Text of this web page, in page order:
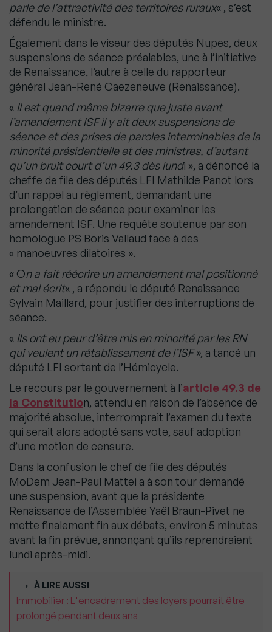
parle de l’attractivité des territoires ruraux« , s’est
défendu le ministre.
Également dans le viseur des députés Nupes, deux
suspensions de séance préalables, une à l’initiative
de Renaissance, l’autre à celle du rapporteur
général Jean-René Caezeneuve (Renaissance).
« Il est quand même bizarre que juste avant
l’amendement ISF il y ait deux suspensions de
séance et des prises de paroles interminables de la
minorité présidentielle et des ministres, d’autant
qu’un bruit court d’un 49.3 dès lundi », a dénoncé la
cheffe de file des députés LFI Mathilde Panot lors
d’un rappel au règlement, demandant une
prolongation de séance pour examiner les
amendement ISF. Une requête soutenue par son
homologue PS Boris Vallaud face à des
« manoeuvres dilatoires ».
« On a fait réécrire un amendement mal positionné
et mal écrit« , a répondu le député Renaissance
Sylvain Maillard, pour justifier des interruptions de
séance.
« Ils ont eu peur d’être mis en minorité par les RN
qui veulent un rétablissement de l’ISF », a tancé un
député LFI sortant de l’Hémicycle.
Le recours par le gouvernement à l’article 49.3 de
la Constitution, attendu en raison de l’absence de
majorité absolue, interromprait l’examen du texte
qui serait alors adopté sans vote, sauf adoption
d’une motion de censure.
Dans la confusion le chef de file des députés
MoDem Jean-Paul Mattei a à son tour demandé
une suspension, avant que la présidente
Renaissance de l’Assemblée Yaël Braun-Pivet ne
mette finalement fin aux débats, environ 5 minutes
avant la fin prévue, annonçant qu’ils reprendraient
lundi après-midi.
À LIRE AUSSI
Immobilier : L'encadrement des loyers pourrait être
prolongé pendant deux ans